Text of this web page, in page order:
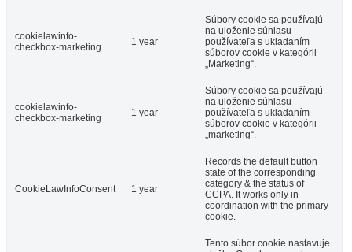
cookielawinfo-
checkbox-marketing
1 year
Súbory cookie sa používajú
na uloženie súhlasu
používateľa s ukladaním
súborov cookie v kategórii
„Marketing“.
cookielawinfo-
checkbox-marketing
1 year
Súbory cookie sa používajú
na uloženie súhlasu
používateľa s ukladaním
súborov cookie v kategórii
„marketing“.
CookieLawInfoConsent 1 year
Records the default button
state of the corresponding
category & the status of
CCPA. It works only in
coordination with the primary
cookie.
Tento súbor cookie nastavuje